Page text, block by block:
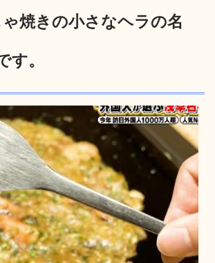
焼きの小さなヘラの名
す。